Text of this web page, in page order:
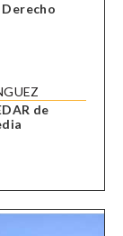
de